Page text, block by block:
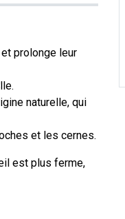
prolonge leur
naturelle, qui
et les cernes.
est plus ferme,